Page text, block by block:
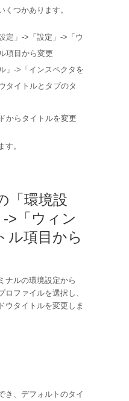
くつかあります。
定」->「設定」->「ウ
項目から変更
」->「インスペクタを
タイトルとタブのタ
からタイトルを変更
。
「環境設
>「ウィン
ル項目から
ナルの環境設定から
ロファイルを選択し、
ウタイトルを変更しま
き、デフォルトのタイ